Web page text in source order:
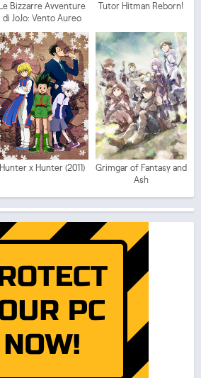
Le Bizzarre Avventure
di JoJo: Vento Aureo
Tutor Hitman Reborn!
Hunter x Hunter (2011)
Grimgar of Fantasy and
Ash